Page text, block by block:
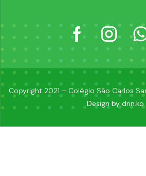
Copyright 2021 – Colégio São Carlos
Design by drin.ko